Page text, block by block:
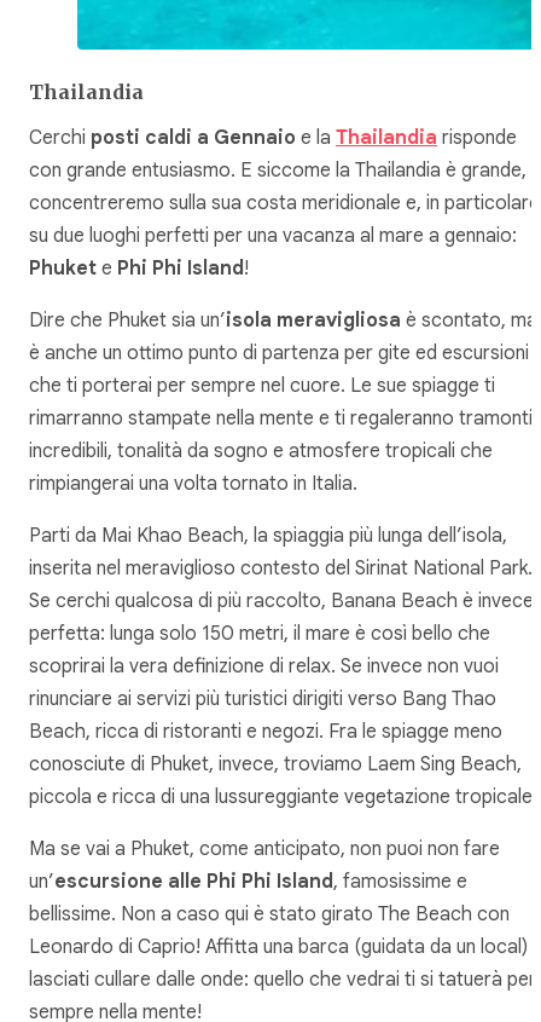
Thailandia
Cerchi posti caldi a Gennaio e la Thailandia risponde
con grande entusiasmo. E siccome la Thailandia è grande,
concentreremo sulla sua costa meridionale e, in
su due luoghi perfetti per una vacanza al mare a gennaio:
Phuket e Phi Phi Island!
Dire che Phuket sia un’isola meravigliosa è scontato, ma
è anche un ottimo punto di partenza per gite ed escursioni
che ti porterai per sempre nel cuore. Le sue spiagge ti
rimarranno stampate nella mente e ti regaleranno tramonti
incredibili, tonalità da sogno e atmosfere tropicali che
rimpiangerai una volta tornato in Italia.
Parti da Mai Khao Beach, la spiaggia più lunga dell’isola,
inserita nel meraviglioso contesto del Sirinat National Park.
Se cerchi qualcosa di più raccolto, Banana Beach è invece
perfetta: lunga solo 150 metri, il mare è così bello che
scoprirai la vera definizione di relax. Se invece non vuoi
rinunciare ai servizi più turistici dirigiti verso Bang Thao
Beach, ricca di ristoranti e negozi. Fra le spiagge meno
conosciute di Phuket, invece, troviamo Laem Sing Beach,
piccola e ricca di una lussureggiante vegetazione tropicale.
Ma se vai a Phuket, come anticipato, non puoi non fare
un’escursione alle Phi Phi Island, famosissime e
bellissime. Non a caso qui è stato girato The Beach con
Leonardo di Caprio! Affitta una barca (guidata da un local)
lasciati cullare dalle onde: quello che vedrai ti si tatuerà per
sempre nella mente!